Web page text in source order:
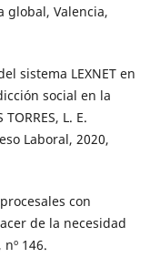
global, Valencia,
sistema LEXNET en
social en la
L. E.
Laboral, 2020,
con
de la necesidad
146.